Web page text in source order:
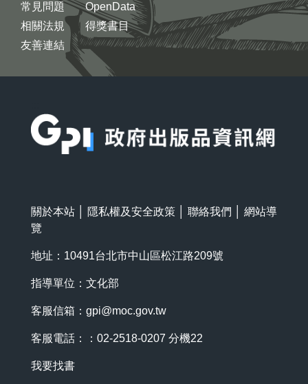
常見問題
相關法規
友善連結
OpenData
得獎書目
關於本站 隱私權及安全政策 聯絡我們
網站導
覽
地址：10491台北市中山區松江路209號
指導單位：文化部
客服信箱： gpi@moc.gov.tw
客服電話：：02-2518-0207 分機22
我要找書